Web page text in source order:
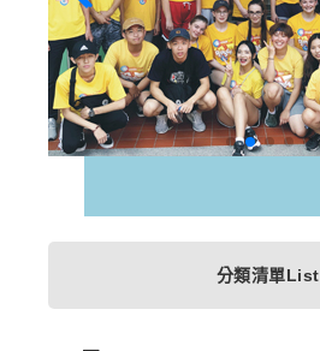
分類清單List